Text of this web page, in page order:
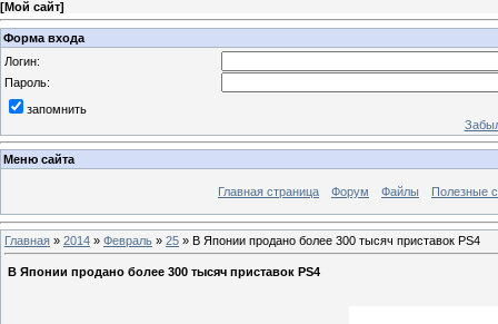
[Мой сайт]
Форма входа
Логин:
Пароль:
запомнить
Меню сайта
Главная страница Форум Файлы Полезные
Главная » 2014 » Февраль » 25 » В Японии продано более 300 тысяч приставок PS4
В Японии продано более 300 тысяч приставок PS4